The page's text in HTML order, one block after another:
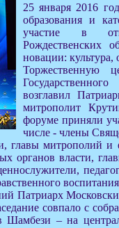
25 января 2016
образования и
участие в
Рождественских
новации: культура,
Торжественную
возглавил
митрополит
форуме приняли
числе - члены
главы митрополий и
органов власти,
Патриарх
совпало с
– на